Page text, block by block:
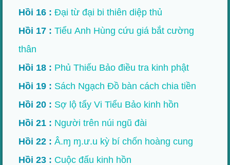
Hồi 16 : Đại từ đại bi thiên diệp thủ
Hồi 17 : Tiểu Anh Hùng cứu giá bắt cường
thân
Hồi 18 : Phủ Thiếu Bảo điều tra kinh phật
Hồi 19 : Sách Ngạch Đồ bàn cách chia tiền
Hồi 20 : Sợ lộ tẩy Vi Tiểu Bảo kinh hồn
Hồi 21 : Người trên núi ngũ đài
Hồi 22 : Â.ɱ ɱ.ư.u kỳ bí chốn hoàng cung
Hồi 23 : Cuộc đấu kinh hồn